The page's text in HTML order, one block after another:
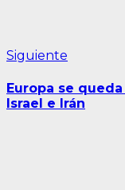
Siguiente
Europa se
Israel e Irán